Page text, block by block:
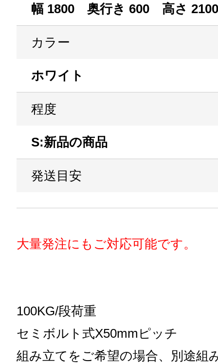
幅 1800 奥行き 600 高さ 2100
カラー
ホワイト
程度
S:新品の商品
発送目安
大量発注にもご対応可能です。
100KG/段荷重
セミボルト式X50mmピッチ
組み立てをご希望の場合、別途組